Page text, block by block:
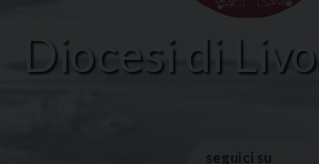
Diocesi di
seguici su